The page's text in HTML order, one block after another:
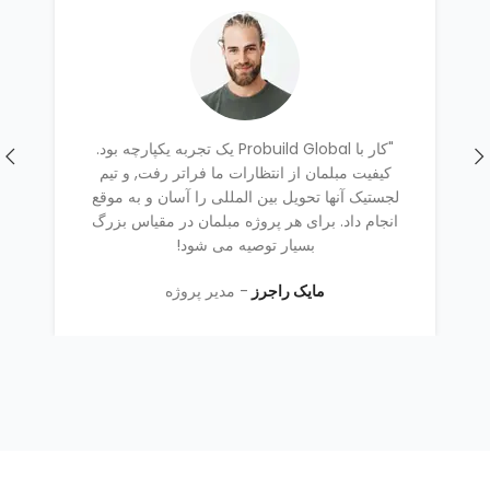
"کار با Probuild Global یک تجربه یکپارچه بود.
کیفیت مبلمان از انتظارات ما فراتر رفت, و تیم
لجستیک آنها تحویل بین المللی را آسان و به موقع
انجام داد. برای هر پروژه مبلمان در مقیاس بزرگ
بسیار توصیه می شود!
مایک راجرز مدیر پروژه